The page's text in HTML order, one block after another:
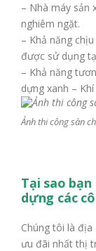
– Nhà máy sản
nghiêm ngặt.
– Khả năng
được sử dụng
– Khả năng
dựng xanh –
Ảnh thi công sàn
Tại sao
dựng các
Chúng tôi là
ưu đãi nhất thị